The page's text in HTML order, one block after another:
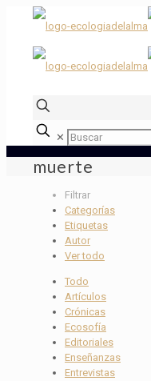
✕
muerte
Filtrar
Categorías
Etiquetas
Autor
Ver todo
Todo
Artículos
Crónicas
Ecosofía
Editoriales
Enseñanzas
Entrevistas